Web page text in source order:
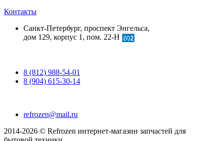
Контакты
Санкт-Петербург, проспект Энгельса,
дом 129, корпус 1, пом. 22-Н
8 (812) 988-54-01
8 (904) 615-30-14
refrozen@mail.ru
2014-2026 © Refrozen интернет-магазин запчастей для